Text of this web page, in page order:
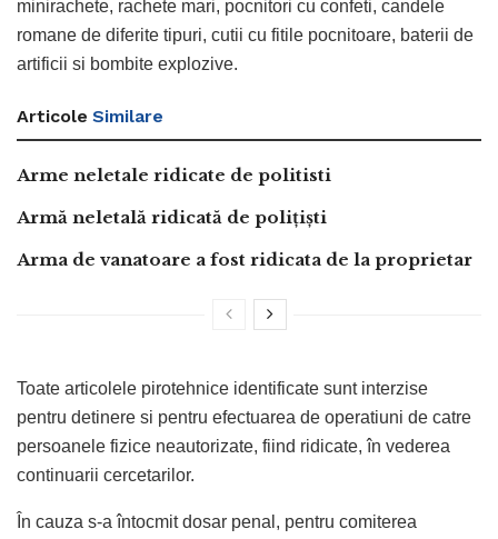
minirachete, rachete mari, pocnitori cu confeti, candele
romane de diferite tipuri, cutii cu fitile pocnitoare, baterii de
artificii si bombite explozive.
Articole Similare
Arme neletale ridicate de politisti
Armă neletală ridicată de poliţişti
Arma de vanatoare a fost ridicata de la proprietar
Toate articolele pirotehnice identificate sunt interzise
pentru detinere si pentru efectuarea de operatiuni de catre
persoanele fizice neautorizate, fiind ridicate, în vederea
continuarii cercetarilor.
În cauza s-a întocmit dosar penal, pentru comiterea